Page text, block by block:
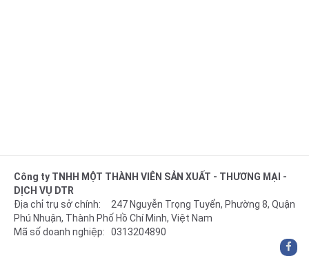
Công ty TNHH MỘT THÀNH VIÊN SẢN XUẤT - THƯƠNG MẠI -
DỊCH VỤ DTR
Địa chỉ trụ sở chính: 247 Nguyễn Trọng Tuyển, Phường 8, Quận
Phú Nhuận, Thành Phố Hồ Chí Minh, Việt Nam
Mã số doanh nghiệp: 0313204890